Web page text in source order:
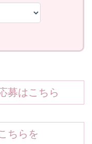
募はこちら
ちらを